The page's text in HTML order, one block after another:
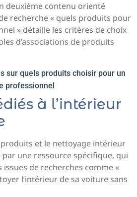
deuxième contenu orienté
recherche « quels produits pour
» détaille les critères de choix
d’associations de produits
sur quels produits choisir pour un
professionnel
à l’intérieur
et le nettoyage intérieur
une ressource spécifique, qui
de recherches comme «
l’intérieur de sa voiture sans